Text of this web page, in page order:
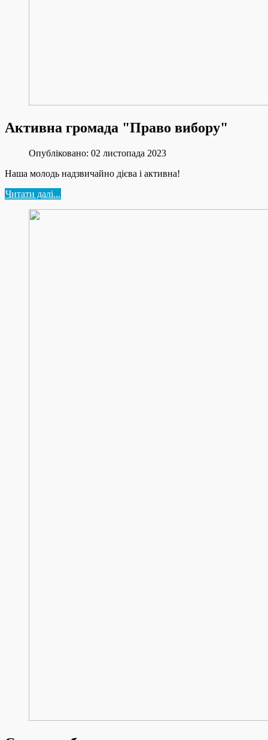
Активна громада "Право вибору"
Опубліковано: 02 листопада 2023
Наша молодь надзвичайно дієва і активна!
Читати далі...